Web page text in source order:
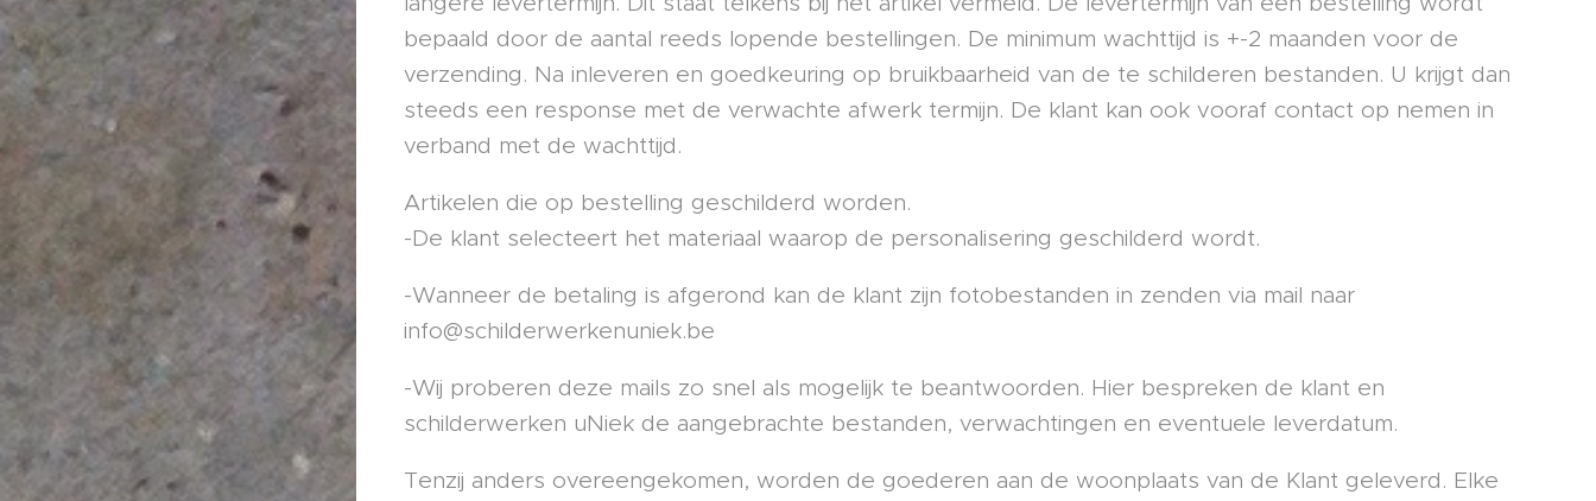
bepaald door de aantal reeds lopende bestellingen. De minimum wachttijd is +-2 maanden voor de
verzending. Na inleveren en goedkeuring op bruikbaarheid van de te schilderen bestanden. U krijgt dan
steeds een response met de verwachte afwerk termijn. De klant kan ook vooraf contact op nemen in
verband met de wachttijd.
Artikelen die op bestelling geschilderd worden.
-De klant selecteert het materiaal waarop de personalisering geschilderd wordt.
-Wanneer de betaling is afgerond kan de klant zijn fotobestanden in zenden via mail naar
info@schilderwerkenuniek.be
-Wij proberen deze mails zo snel als mogelijk te beantwoorden. Hier bespreken de klant en
schilderwerken uNiek de aangebrachte bestanden, verwachtingen en eventuele leverdatum.
Tenzij anders overeengekomen, worden de goederen aan de woonplaats van de Klant geleverd. Elke